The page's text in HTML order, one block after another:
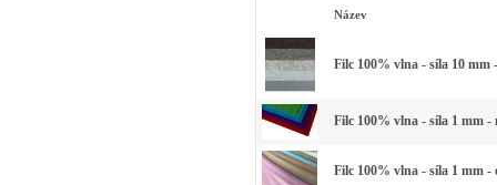
Název
Filc 100% vlna - síla 10 mm
Filc 100% vlna - síla 1 mm -
Filc 100% vlna - síla 1 mm